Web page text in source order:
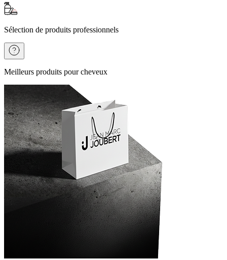
Sélection de produits professionnels
Meilleurs produits pour cheveux